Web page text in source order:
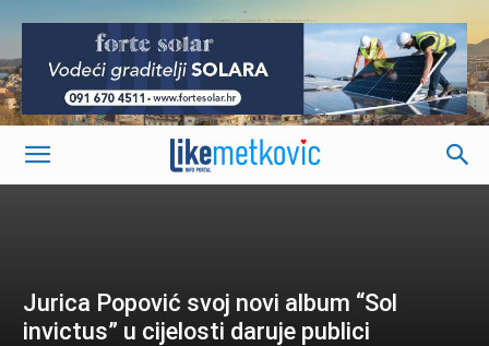
-
Jurica Popović svoj novi album “Sol
invictus” u cijelosti daruje publici